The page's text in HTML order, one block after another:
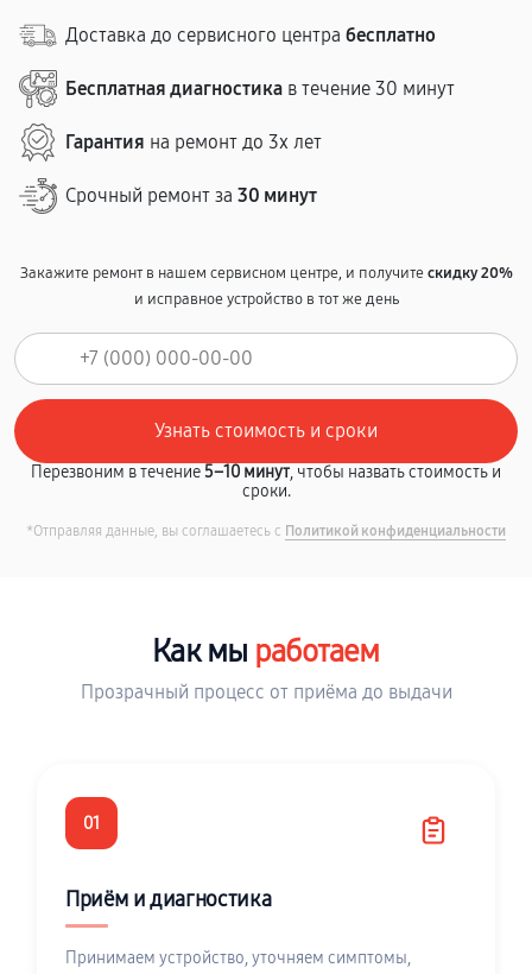
Доставка до сервисного центра бесплатно
Бесплатная диагностика в течение 30 минут
Гарантия на ремонт до 3х лет
Срочный ремонт за 30 минут
Закажите ремонт в нашем сервисном центре, и получитескидку 20%
и исправное устройство в тот же день
Перезвоним в течение5–10 минут, чтобы назвать стоимость и
сроки.
*Отправляя данные, вы соглашаетесь с Политикой конфиденциальности
Как мы работаем
Прозрачный процесс от приёма до выдачи
01
Приём и диагностика
Принимаем устройство, уточняем симптомы,